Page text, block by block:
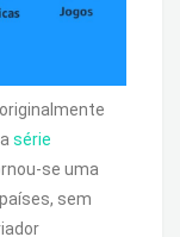
série
se uma
sem